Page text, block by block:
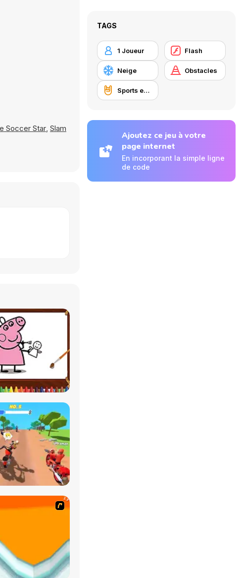
Soccer Star, Slam
TAGS
1 Joueur Flash
Neige Obstacles
Sports extrêmes
Ajoutez ce jeu à votre
page internet
En incorporant la simple ligne
de code